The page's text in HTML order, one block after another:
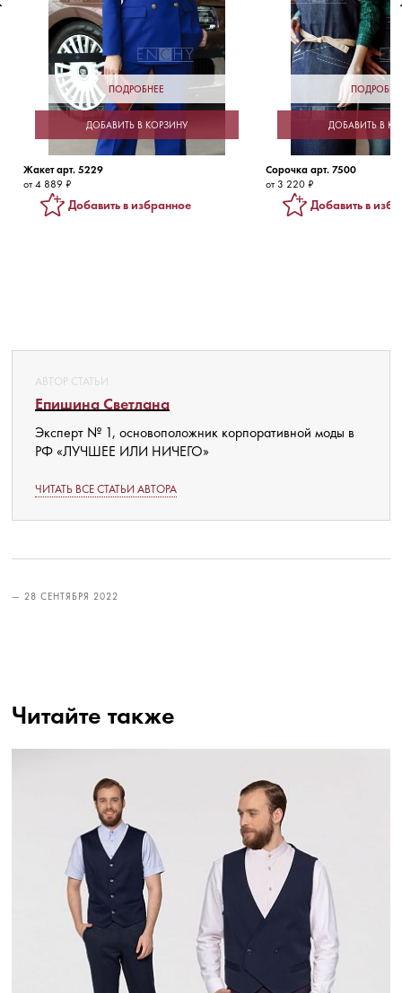
ПОДРОБНЕЕ
ДОБАВИТЬ В КОРЗИНУ
Жакет арт. 5229
от 4 889 ₽
Добавить в избранное
ДОБАВИТЬ В
Сорочка арт. 7500
от 3 220 ₽
Добавить в
АВТОР СТАТЬИ
Епишина Светлана
Эксперт № 1, основоположник корпоративной моды в
РФ «ЛУЧШЕЕ ИЛИ НИЧЕГО»
ЧИТАТЬ ВСЕ СТАТЬИ АВТОРА
— 28 СЕНТЯБРЯ 2022
Читайте также